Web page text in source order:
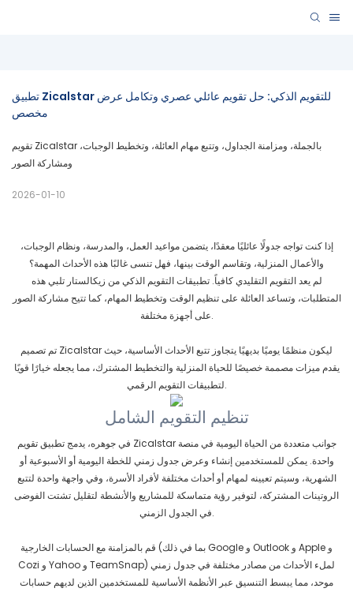
تطبيق Zicalstar للتقويم الذكي: حل تقويم عائلي عصري وتكامل عرض
مخصص
تقويم Zicalstar بالجملة، ومزامنة الجداول، وتتبع مهام العائلة، وتخطيط الوجبات،
ومشاركة الصور
2026-01-10
إذا كنت تواجه جدولًا عائليًا معقدًا، يتضمن مواعيد العمل، والمدرسة، ونظام الوجبات،
والأعمال المنزلية، وتقاسم الوقت بينها، فهل تنسى غالبًا هذه الأحداث المهمة؟
لم يعد التقويم التقليدي كافياً. تطبيقات التقويم الذكي من زيكالستار تلبي هذه
المتطلبات، وتساعد العائلة على تنظيم الوقت وتخطيط المهام، كما تتيح مشاركة الصور
على أجهزة مختلفة.
تم تصميم Zicalstar ليكون منظمًا يوميًا بديهيًا يتجاوز تتبع الأحداث الأساسية، حيث
يقدم ميزات مصممة خصيصًا للحياة المنزلية والتخطيط المشترك، مما يجعله خيارًا قويًا
لتطبيقات التقويم الرقمي.
تنظيم التقويم الشامل
في جوهره، يدمج تطبيق تقويم Zicalstar جوانب متعددة من الحياة اليومية في منصة
واحدة. يمكن للمستخدمين إنشاء وعرض جدول زمني للخطة اليومية أو الأسبوعية أو
الشهرية، وسيتم تعيينه لمهام أو أحداث مختلفة لأفراد الأسرة، وفي واجهة واحدة لتتبع
الروتينات المشتركة، لتوفير رؤية متماسكة للمشاريع والأنشطة لتقليل تشتت الفوضى
في الجدول الزمني.
قم بالمزامنة مع الحسابات الخارجية (بما في ذلك Google و Outlook و Apple و
Cozi و Yahoo و TeamSnap) لملء الأحداث من مصادر مختلفة في جدول زمني
موحد، مما يبسط التنسيق عبر الأنظمة الأساسية للمستخدمين الذين لديهم حسابات